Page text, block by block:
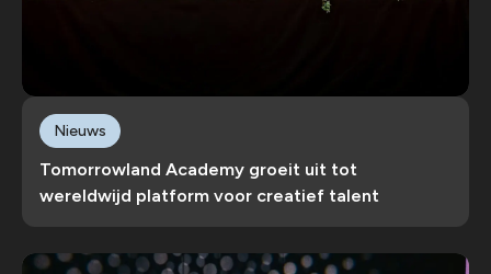
Tomorrowland Academy groeit uit tot
wereldwijd platform voor creatief talent
Nieuws